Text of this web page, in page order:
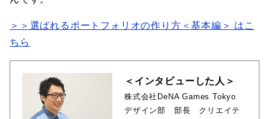
＞＞選ばれるポートフォリオの作り方＜基本編＞ はこ
ちら
＜インタビューした人＞
株式会社DeNA Games Tokyo
デザイン部 部長 クリエイテ